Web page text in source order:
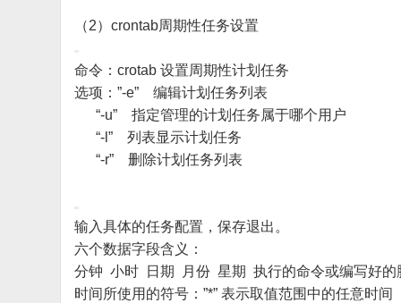
（2）crontab周期性任务设置
命令：crotab 设置周期性计划任务
选项：”-e” 编辑计划任务列表
“-u” 指定管理的计划任务属于哪个用户
“-l” 列表显示计划任务
“-r” 删除计划任务列表
输入具体的任务配置，保存退出。
六个数据字段含义：
分钟 小时 日期 月份 星期 执行的命令或编写好的
时间所使用的符号：”*” 表示取值范围中的任意时间